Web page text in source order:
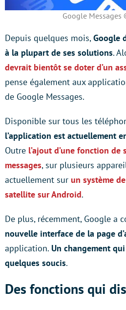
Google Messages
Depuis quelques mois, Google
à la plupart de ses solutions.
devrait bientôt se doter d’un
pense également aux
de Google Messages.
Disponible sur tous les
l’application est actuellement
Outre l’ajout d’une fonction
messages, sur plusieurs
actuellement sur un système
satellite sur Android.
De plus, récemment, Google a
nouvelle interface de la page
application. Un changement
quelques soucis.
Des fonctions qui